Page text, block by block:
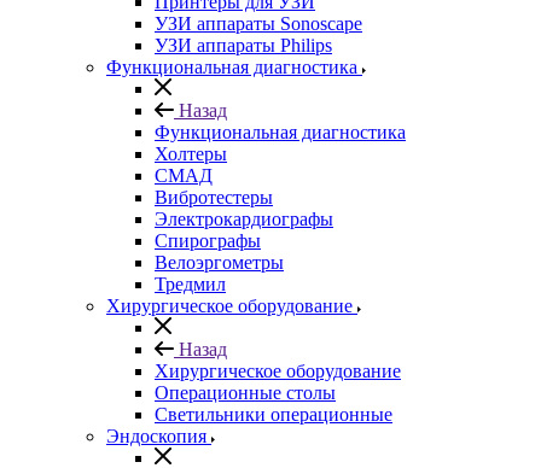
УЗИ аппараты Sonoscape
УЗИ аппараты Philips
Функциональная диагностика
Назад
Функциональная диагностика
Холтеры
СМАД
Вибротестеры
Электрокардиографы
Спирографы
Велоэргометры
Тредмил
Хирургическое оборудование
Назад
Хирургическое оборудование
Операционные столы
Светильники операционные
Эндоскопия